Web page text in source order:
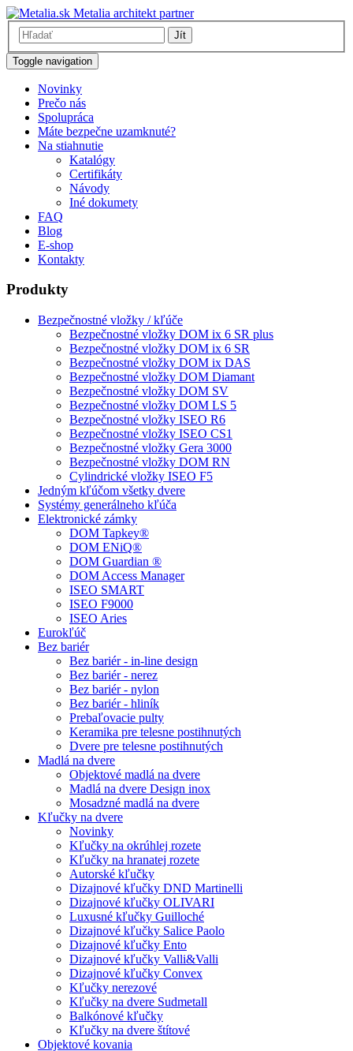
Metalia architekt partner
Jít
Toggle navigation
Novinky
Prečo nás
Spolupráca
Máte bezpečne uzamknuté?
Na stiahnutie
Katalógy
Certifikáty
Návody
Iné dokumety
FAQ
Blog
E-shop
Kontakty
Produkty
Bezpečnostné vložky / kľúče
Bezpečnostné vložky DOM ix 6 SR plus
Bezpečnostné vložky DOM ix 6 SR
Bezpečnostné vložky DOM ix DAS
Bezpečnostné vložky DOM Diamant
Bezpečnostné vložky DOM SV
Bezpečnostné vložky DOM LS 5
Bezpečnostné vložky ISEO R6
Bezpečnostné vložky ISEO CS1
Bezpečnostné vložky Gera 3000
Bezpečnostné vložky DOM RN
Cylindrické vložky ISEO F5
Jedným kľúčom všetky dvere
Systémy generálneho kľúča
Elektronické zámky
DOM Tapkey®
DOM ENiQ®
DOM Guardian ®
DOM Access Manager
ISEO SMART
ISEO F9000
ISEO Aries
Eurokľúč
Bez bariér
Bez bariér - in-line design
Bez bariér - nerez
Bez bariér - nylon
Bez bariér - hliník
Prebaľovacie pulty
Keramika pre telesne postihnutých
Dvere pre telesne postihnutých
Madlá na dvere
Objektové madlá na dvere
Madlá na dvere Design inox
Mosadzné madlá na dvere
Kľučky na dvere
Novinky
Kľučky na okrúhlej rozete
Kľučky na hranatej rozete
Autorské kľučky
Dizajnové kľučky DND Martinelli
Dizajnové kľučky OLIVARI
Luxusné kľučky Guilloché
Dizajnové kľučky Salice Paolo
Dizajnové kľučky Ento
Dizajnové kľučky Valli&Valli
Dizajnové kľučky Convex
Kľučky nerezové
Kľučky na dvere Sudmetall
Balkónové kľučky
Kľučky na dvere štítové
Objektové kovania